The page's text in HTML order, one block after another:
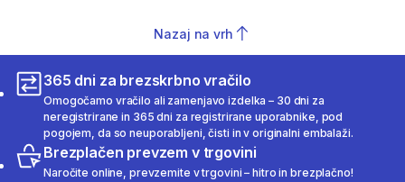
Nazaj na vrh
365 dni za brezskrbno vračilo
Omogočamo vračilo ali zamenjavo izdelka – 30 dni za
neregistrirane in 365 dni za registrirane uporabnike, pod
pogojem, da so neuporabljeni, čisti in v originalni embalaži.
Brezplačen prevzem v trgovini
Naročite online, prevzemite v trgovini – hitro in brezplačno!